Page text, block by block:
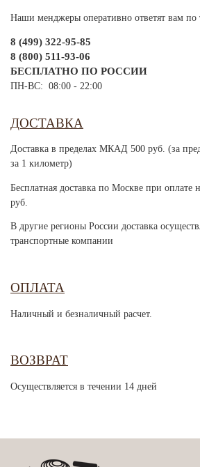
Наши менджеры оперативно ответят вам по
8 (499) 322-95-85
8 (800) 511-93-06
БЕСПЛАТНО ПО РОССИИ
ПН-ВС: 08:00 - 22:00
ДОСТАВКА
Доставка в пределах МКАД 500 руб. (за
за 1 километр)
Бесплатная доставка по Москве при
руб.
В другие регионы России доставка
транспортные компании
ОПЛАТА
Наличный и безналичный расчет.
ВОЗВРАТ
Осуществляется в течении 14 дней